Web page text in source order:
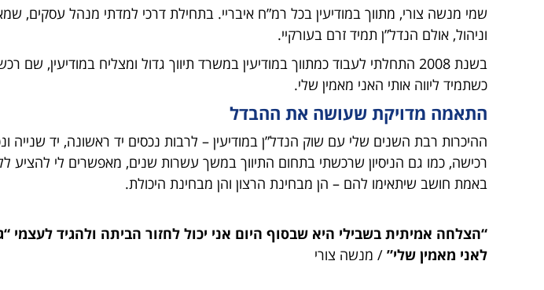
שמי מנשה צורי, מתווך במודיעין בכל רמ”ח איבריי. בתחילת דרכי למדתי מנהל עסקים,
וניהול, אולם הנדל”ן תמיד זרם בעורקיי.
בשנת 2008 התחלתי לעבוד כמתווך במודיעין במשרד תיווך גדול ומצליח במודיעין, שם
כשתמיד ליווה אותי האני מאמין שלי.
התאמה מדויקת שעושה את ההבדל
ההיכרות רבת השנים שלי עם שוק הנדל”ן במודיעין – לרבות נכסים יד ראשונה, יד שנייה
רכישה, כמו גם הניסיון שרכשתי בתחום התיווך במשך עשרות שנים, מאפשרים לי להציע
באמת חושב שיתאימו להם – הן מבחינת הרצון והן מבחינת היכולת.
“הצלחה אמיתית בשבילי היא שבסוף היום אני יכול לחזור הביתה ולהגיד לעצמי
לאני מאמין שלי” / מנשה צורי